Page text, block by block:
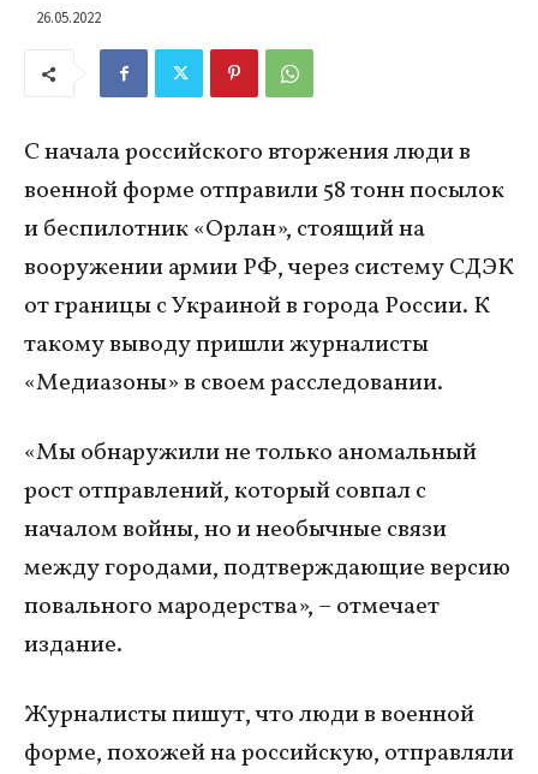
26.05.2022
С начала российского вторжения люди в
военной форме отправили 58 тонн посылок
и беспилотник «Орлан», стоящий на
вооружении армии РФ, через систему СДЭК
от границы с Украиной в города России. К
такому выводу пришли журналисты
«Медиазоны» в своем расследовании.
«Мы обнаружили не только аномальный
рост отправлений, который совпал с
началом войны, но и необычные связи
между городами, подтверждающие версию
повального мародерства», – отмечает
издание.
Журналисты пишут, что люди в военной
форме, похожей на российскую, отправляли